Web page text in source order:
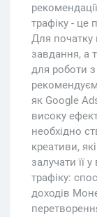
трафіку - це
Для початку
завдання, а
для роботи
як Google
високу
необхідно
креативи,
залучати її
трафіку:
доходів